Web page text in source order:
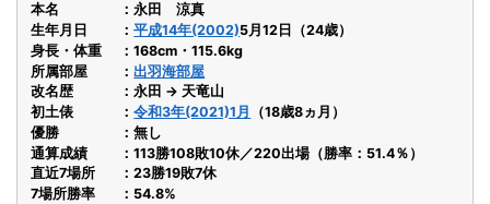
本名
永田 涼真
生年月日
平成14年(2002)5月12日（24歳）
身長・体重
168cm・115.6kg
所属部屋
出羽海部屋
改名歴
永田 → 天竜山
初土俵
令和3年(2021)1月
（18歳8ヵ月）
優勝
無し
通算成績
113勝108敗10休／220出場（勝率：51.4％）
直近7場所
23勝19敗7休
7場所勝率
54.8%